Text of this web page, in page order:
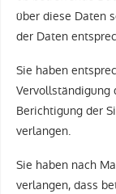
über diese Daten
der Daten
Sie haben
Vervollständigung
Berichtigung der
verlangen.
Sie haben nach
verlangen, dass